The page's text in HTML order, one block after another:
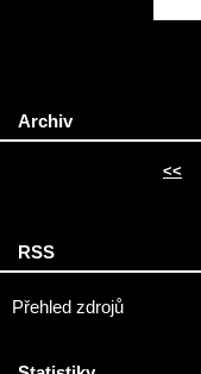
Archiv
<<
RSS
Přehled zdrojů